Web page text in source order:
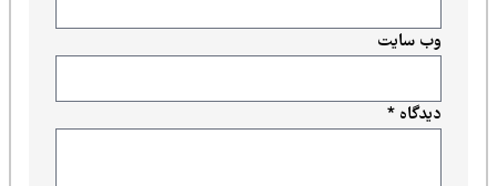
دیدگاه*
وب‌ سایت